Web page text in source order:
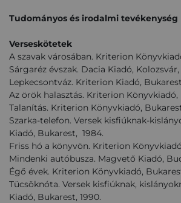
Tudományos és irodalmi tevékenység
Verseskötetek
A szavak városában. Kriterion
Sárgaréz évszak. Dacia Kiadó, Kolozsvár,
Lepkecsontváz. Kriterion Kiadó,
Az örök halasztás. Kriterion Könyvkiadó,
Talanítás. Kriterion Könyvkiadó,
Szarka-telefon. Versek kisfiúknak-
Kiadó, Bukarest, 1984.
Friss hó a könyvön. Kriterion
Mindenki autóbusza. Magvető Kiadó,
Égő évek. Kriterion Könyvkiadó,
Tücsöknóta. Versek kisfiúknak,
Kiadó, Bukarest, 1990.